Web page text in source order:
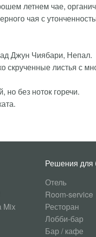
летнем чае,
чая с
Джун Чиябари, Непал.
скрученные листья с
но без ноток горечи.
Mix
Решения для
Отель
Room-service
Ресторан
Лобби-бар
Бар / кафе